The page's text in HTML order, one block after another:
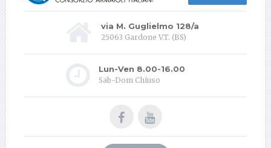
via M. Guglielmo 128/a
25063 Gardone V.T. (BS)
Lun-Ven 8.00-16.00
Sab-Dom Chiuso